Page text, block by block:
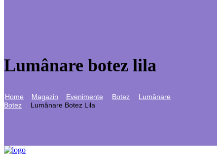
Lumânare botez lila
Home Magazin Evenimente Botez
Lumânare
Botez
Lumânare Botez Lila